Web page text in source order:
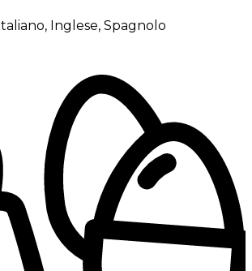
Italiano, Inglese, Spagnolo